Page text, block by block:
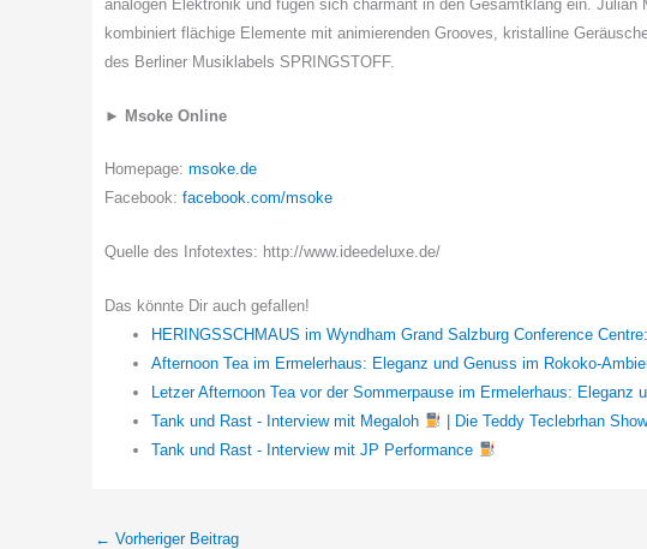
analogen Elektronik und fügen sich charmant in den Gesamtklang ein.
kombiniert flächige Elemente mit animierenden Grooves, kristalline
des Berliner Musiklabels SPRINGSTOFF.
► Msoke Online
Homepage: msoke.de
Facebook: facebook.com/msoke
Quelle des Infotextes: http://www.ideedeluxe.de/
Das könnte Dir auch gefallen!
HERINGSSCHMAUS im Wyndham Grand Salzburg Conference
Afternoon Tea im Ermelerhaus: Eleganz und Genuss im Rokoko-
Letzer Afternoon Tea vor der Sommerpause im Ermelerhaus: Eleganz
Tank und Rast - Interview mit Megaloh
| Die Teddy Teclebrhan Show
Tank und Rast - Interview mit JP Performance
← Vorheriger Beitrag